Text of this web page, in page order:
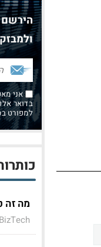
הירשם
אני
בדואר
למפורט בסעיף 10
מה זה
BizTech